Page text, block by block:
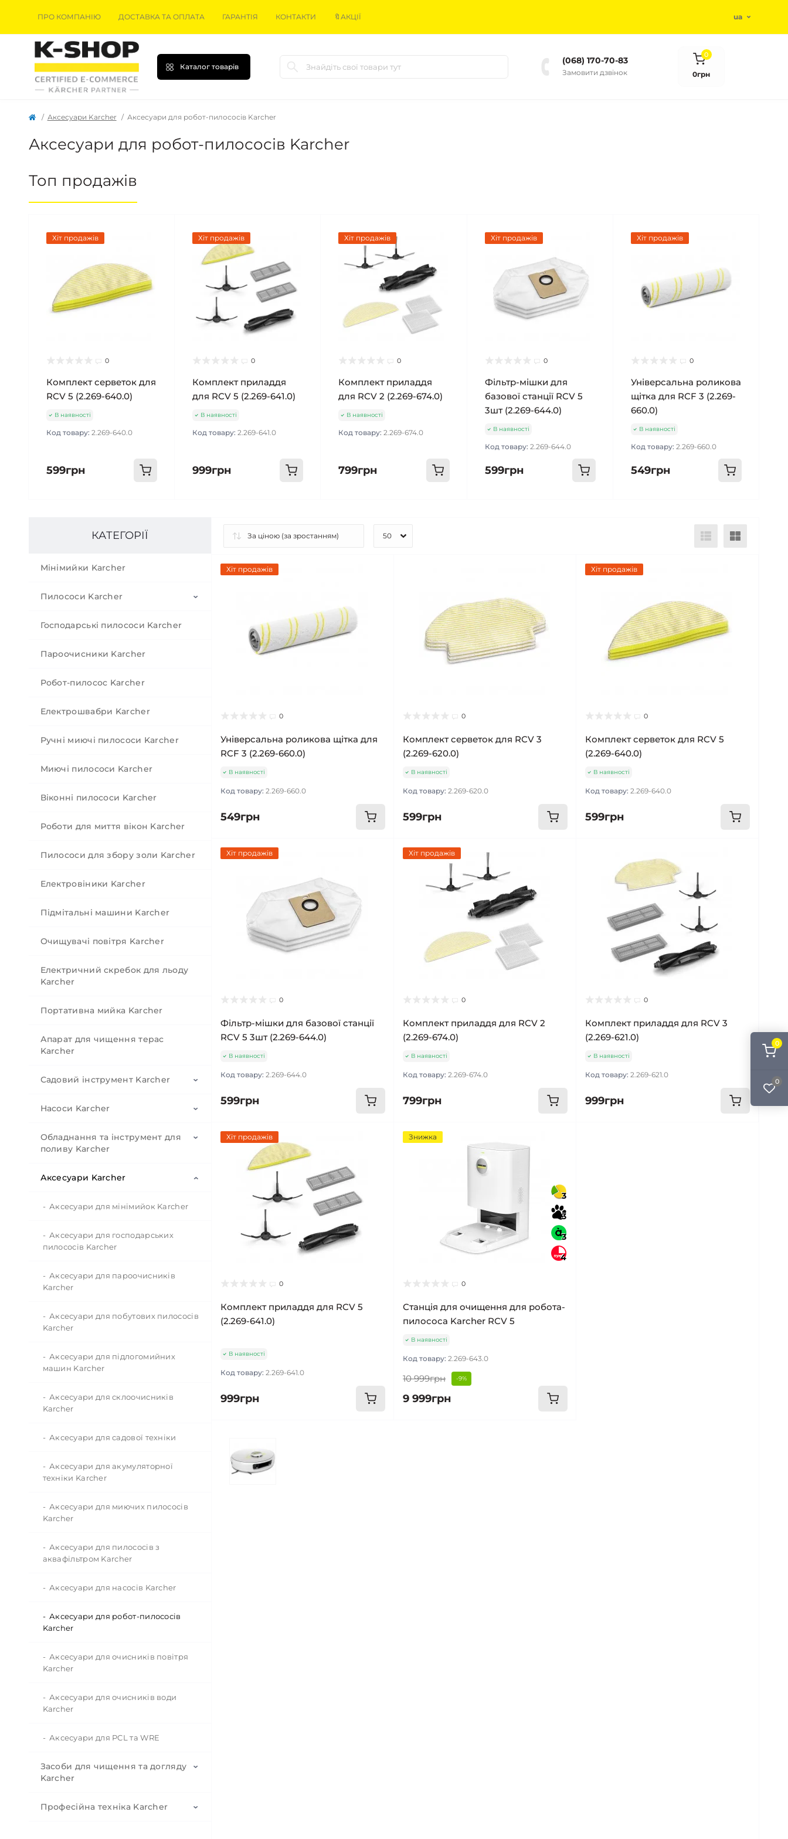
0
0
ПРО КОМПАНІЮ ДОСТАВКА ТА ОПЛАТА ГАРАНТІЯ КОНТАКТИ 🔖АКЦІЇ ua
Каталог товарів
(068) 170-70-83
Замовити дзвінок
0
0грн
Аксесуари Karcher Аксесуари для робот-пилососів Karcher
Аксесуари для робот-пилососів Karcher
Топ продажів
Хіт продажів
0
Комплект серветок для
RCV 5 (2.269-640.0)
В наявності
Код товару: 2.269-640.0
599грн
Хіт продажів
0
Комплект приладдя
для RCV 5 (2.269-641.0)
В наявності
Код товару: 2.269-641.0
999грн
Хіт продажів
0
Комплект приладдя
для RCV 2 (2.269-674.0)
В наявності
Код товару:2.269-674.0
799грн
Хіт продажів
0
Фільтр-мішки для
базової станції RCV 5
3шт (2.269-644.0)
В наявності
Код товару: 2.269-644.0
599грн
Хіт продажів
0
Універсальна роликова
щітка для RCF 3 (2.269-
660.0)
В наявності
Код товару:2.269-660.0
549грн
КАТЕГОРІЇ
Мінімийки Karcher
Пилососи Karcher
Мішкові пилососи Karcher
Циклонні пилососи Karcher
Акумуляторні пилососи Karcher
Пилососи з аквафільтром Karcher
Паропилососи Karcher
Господарські пилососи Karcher
Пароочисники Karcher
Робот-пилосос Karcher
Електрошвабри Karcher
Ручні миючі пилососи Karcher
Миючі пилососи Karcher
Віконні пилососи Karcher
Роботи для миття вікон Karcher
Пилососи для збору золи Karcher
Електровіники Karcher
Підмітальні машини Karcher
Очищувачі повітря Karcher
Електричний скребок для льоду
Karcher
Портативна мийка Karcher
Апарат для чищення терас
Karcher
Садовий інструмент Karcher
Акумуляторна газонокосарка
Акумуляторний тример Karcher
Акумуляторний кущоріз Karcher
Акумуляторні ножиці Karcher
Акумуляторний пристрій для
видаллення бур'янів Karcher
Акумуляторна повітродувка Karcher
Karcher
шабельна пила Karcher
Karcher
багатофункціональний ліхтар
Насоси Karcher
Дренажні насоси Karcher
дому
Обладнання та інструмент для
поливу Karcher
Автоматичний полив
Насадки і розпилювальні трубки
Дощувачі і розбризкувачі для
поливу
З'єднувачі та конектори для систем
поливу
Шланги
Система зрошування Kärcher Rain
Аксесуари Karcher
Аксесуари для мінімийок Karcher
Аксесуари для господарських
пилососів Karcher
Аксесуари для пароочисників
Karcher
Аксесуари для побутових пилососів
Karcher
Аксесуари для підлогомийних
машин Karcher
Аксесуари для склоочисників
Karcher
Аксесуари для садової техніки
Аксесуари для акумуляторної
техніки Karcher
Аксесуари для миючих пилососів
Karcher
Аксесуари для пилососів з
аквафільтром Karcher
Аксесуари для насосів Karcher
Аксесуари для робот-пилососів
Karcher
Аксесуари для очисників повітря
Karcher
Аксесуари для очисників води
Karcher
Аксесуари для PCL та WRE
Засоби для чищення та догляду
Karcher
Автохімія Karcher
Професійна техніка Karcher
Хіт продажів
0
Універсальна роликова щітка для
RCF 3 (2.269-660.0)
В наявності
Код товару:2.269-660.0
549грн
0
Комплект серветок для RCV 3
(2.269-620.0)
В наявності
Код товару:2.269-620.0
599грн
Хіт продажів
0
Комплект серветок для RCV 5
(2.269-640.0)
В наявності
Код товару:2.269-640.0
599грн
Хіт продажів
0
Фільтр-мішки для базової станції
RCV 5 3шт (2.269-644.0)
В наявності
Код товару:2.269-644.0
599грн
Хіт продажів
0
Комплект приладдя для RCV 2
(2.269-674.0)
В наявності
Код товару:2.269-674.0
799грн
0
Комплект приладдя для RCV 3
(2.269-621.0)
В наявності
Код товару:2.269-621.0
999грн
Хіт продажів
0
Комплект приладдя для RCV 5
(2.269-641.0)
В наявності
Код товару:2.269-641.0
999грн
Знижка
3
3
3
4
0
Станція для очищення для робота-
пилососа Karcher RCV 5
В наявності
Код товару:2.269-643.0
10 999грн -9%
9 999грн